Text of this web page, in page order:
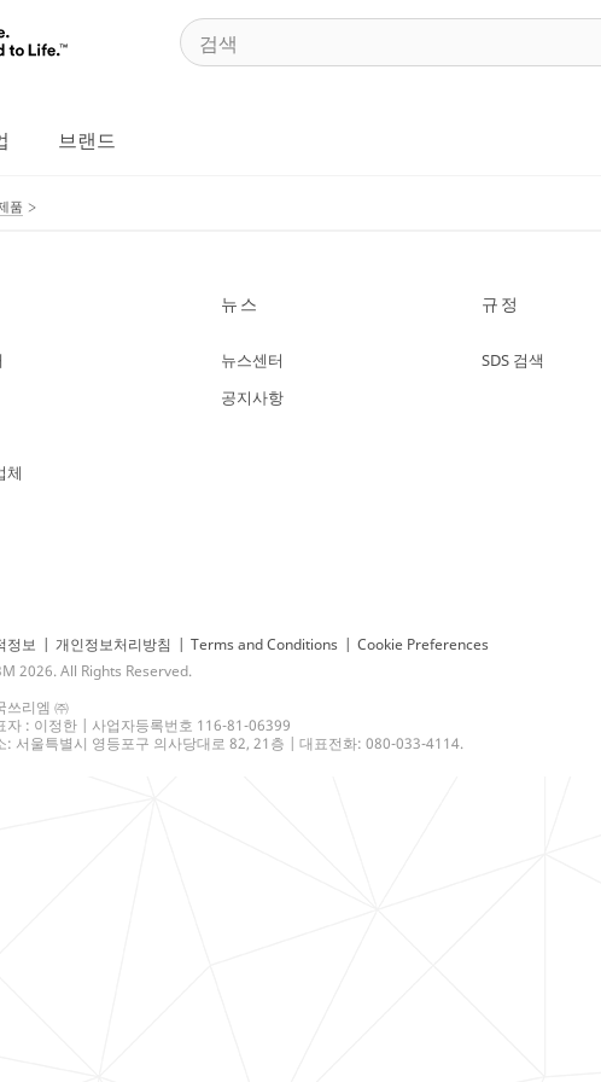
브랜드
품
체
뉴스
뉴스센터
공지사항
규정
SDS 검색
정보 | 개인정보처리방침 | Terms and Conditions | Cookie Preferences
2026. All Rights Reserved.
쓰리엠 ㈜
자 : 이정한 | 사업자등록번호 116-81-06399
: 서울특별시 영등포구 의사당대로 82, 21층 | 대표전화: 080-033-4114.